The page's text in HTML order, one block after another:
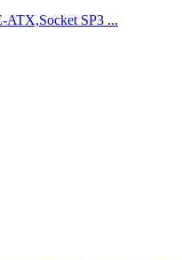
SP3 ...